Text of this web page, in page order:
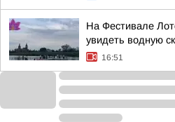
На Фестивале
увидеть водную
16:51